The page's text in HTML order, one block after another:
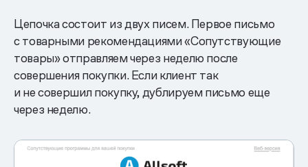
Цепочка состоит из двух писем. Первое письмо
с товарными рекомендациями «Сопутствующие
товары» отправляем через неделю после
совершения покупки. Если клиент так
и не совершил покупку, дублируем письмо еще
через неделю.